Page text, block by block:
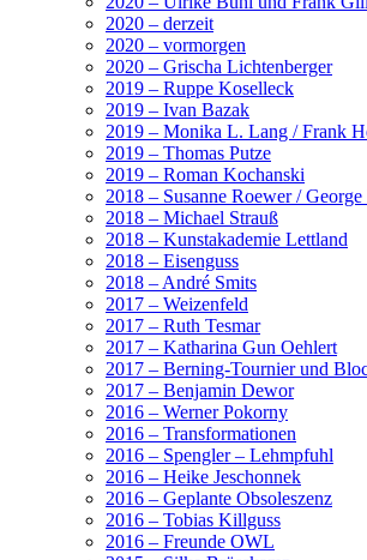
2020 – derzeit
2020 – vormorgen
2020 – Grischa Lichtenberger
2019 – Ruppe Koselleck
2019 – Ivan Bazak
2019 – Monika L. Lang / Frank
2019 – Thomas Putze
2019 – Roman Kochanski
2018 – Susanne Roewer / George
2018 – Michael Strauß
2018 – Kunstakademie Lettland
2018 – Eisenguss
2018 – André Smits
2017 – Weizenfeld
2017 – Ruth Tesmar
2017 – Katharina Gun Oehlert
2017 – Berning-Tournier und
2017 – Benjamin Dewor
2016 – Werner Pokorny
2016 – Transformationen
2016 – Spengler – Lehmpfuhl
2016 – Heike Jeschonnek
2016 – Geplante Obsoleszenz
2016 – Tobias Killguss
2016 – Freunde OWL